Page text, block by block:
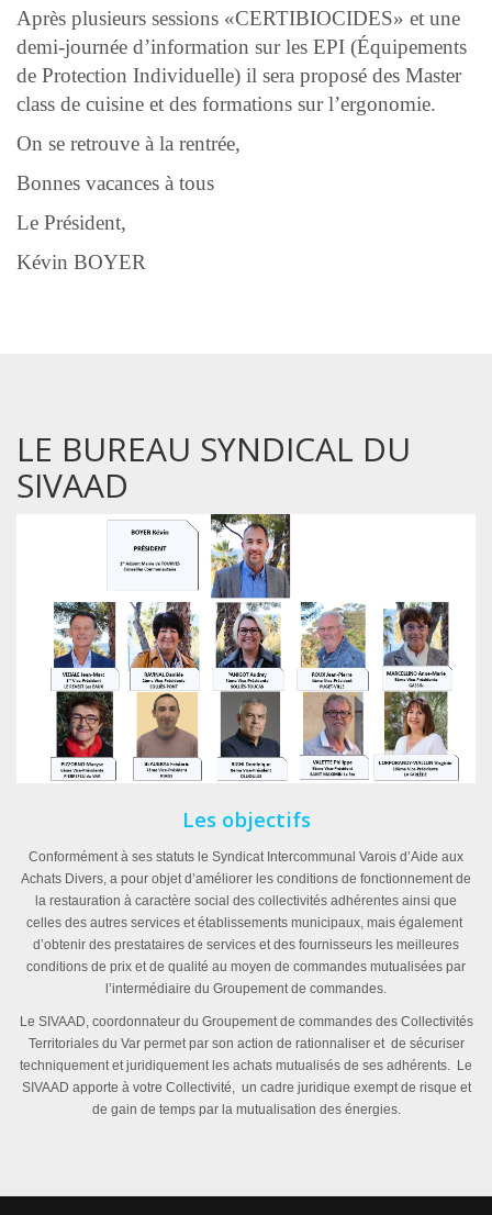
Après plusieurs sessions «CERTIBIOCIDES» et une
demi-journée d’information sur les EPI (Équipements
de Protection Individuelle) il sera proposé des Master
class de cuisine et des formations sur l’ergonomie.
On se retrouve à la rentrée,
Bonnes vacances à tous
Le Président,
Kévin BOYER
LE BUREAU SYNDICAL DU
SIVAAD
Les objectifs
Conformément à ses statuts le Syndicat Intercommunal Varois d’Aide aux
Achats Divers, a pour objet d’améliorer les conditions de fonctionnement de
la restauration à caractère social des collectivités adhérentes ainsi que
celles des autres services et établissements municipaux, mais également
d’obtenir des prestataires de services et des fournisseurs les meilleures
conditions de prix et de qualité au moyen de commandes mutualisées par
l’intermédiaire du Groupement de commandes.
Le SIVAAD, coordonnateur du Groupement de commandes des Collectivités
Territoriales du Var permet par son action de rationnaliser et de sécuriser
techniquement et juridiquement les achats mutualisés de ses adhérents. Le
SIVAAD apporte à votre Collectivité, un cadre juridique exempt de risque et
de gain de temps par la mutualisation des énergies.